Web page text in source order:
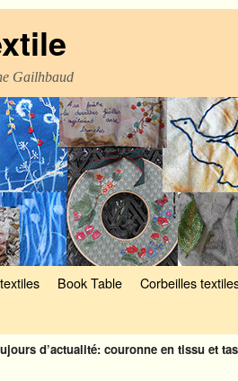
Gailhbaud
Book Table Corbeilles
d’actualité: couronne en tissu et